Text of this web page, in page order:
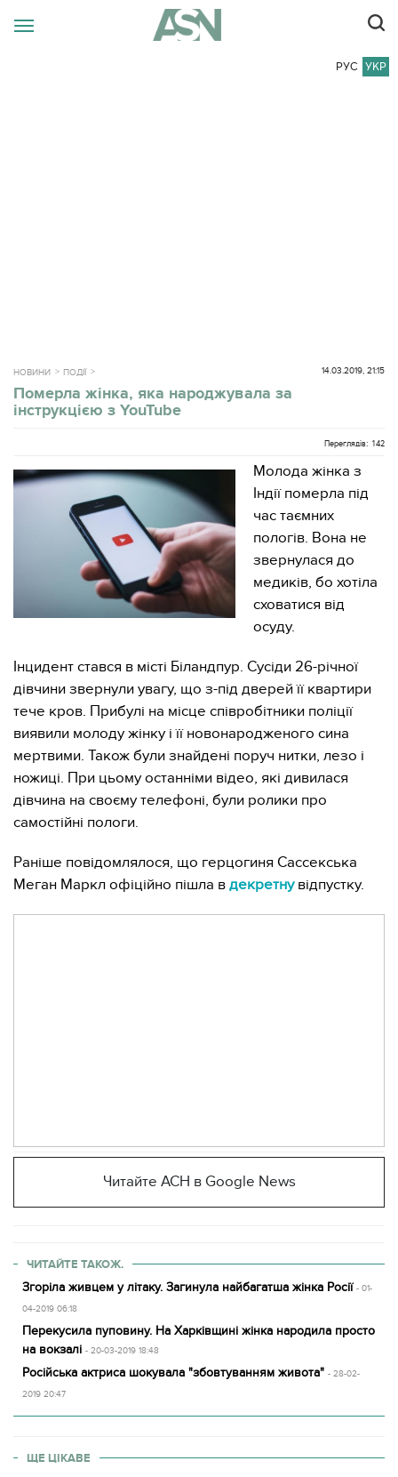
РУС УКР
НОВИНИ ПОДІЇ 14.03.2019, 21:15
Померла жінка, яка народжувала за
інструкцією з YouTube
Переглядів: 142
Молода жінка з
Індії померла під
час таємних
пологів. Вона не
звернулася до
медиків, бо хотіла
сховатися від
осуду.
Інцидент стався в місті Біландпур. Сусіди 26-річної
дівчини звернули увагу, що з-під дверей її квартири
тече кров. Прибулі на місце співробітники поліції
виявили молоду жінку і її новонародженого сина
мертвими. Також були знайдені поруч нитки, лезо і
ножиці. При цьому останніми відео, які дивилася
дівчина на своєму телефоні, були ролики про
самостійні пологи.
Раніше повідомлялося, що герцогиня Сассекська
Меган Маркл офіційно пішла в декретнувідпустку.
Читайте АСН в Google News
ЧИТАЙТЕ ТАКОЖ.
Згоріла живцем у літаку. Загинула найбагатша жінка Росії - 01-
04-2019 06:18
Перекусила пуповину. На Харківщині жінка народила просто
на вокзалі - 20-03-2019 18:48
Російська актриса шокувала "збовтуванням живота" - 28-02-
2019 20:47
ЩЕ ЦІКАВЕ